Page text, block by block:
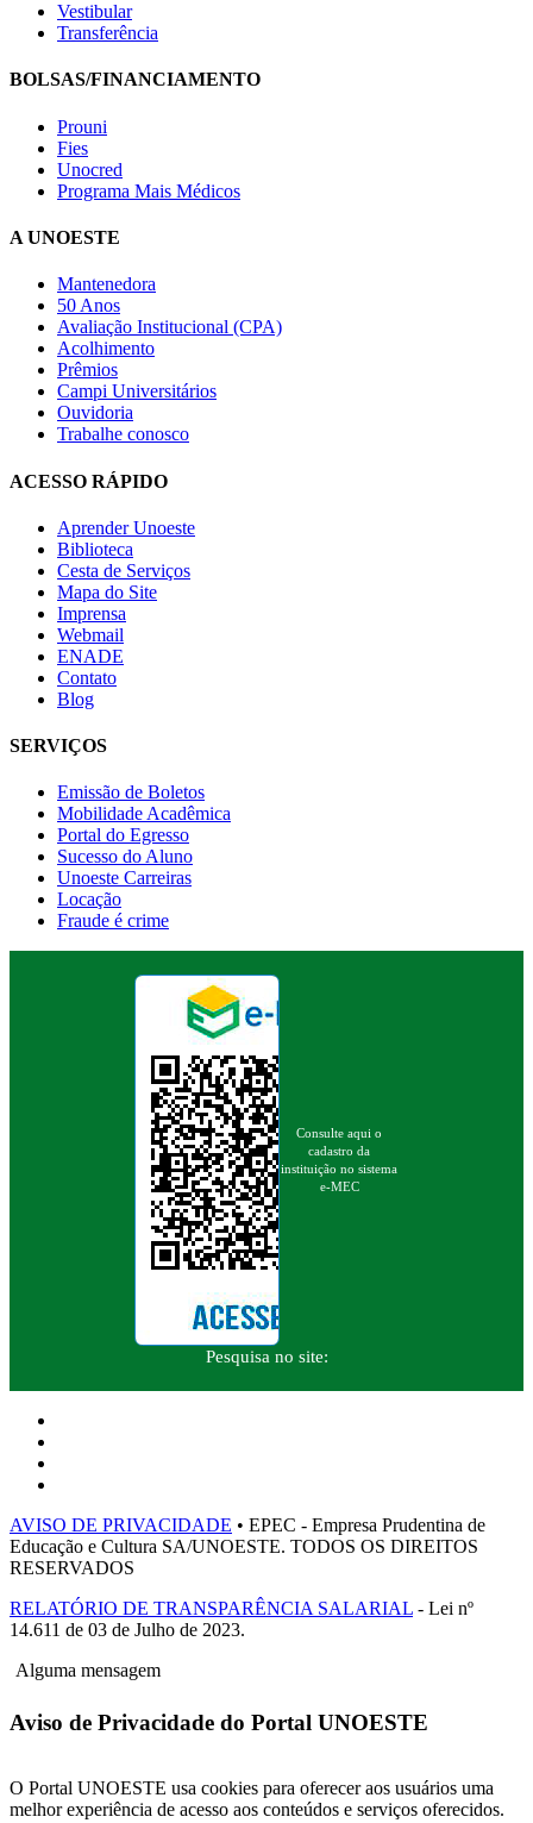
Vestibular
Transferência
BOLSAS/FINANCIAMENTO
Prouni
Fies
Unocred
Programa Mais Médicos
A UNOESTE
Mantenedora
50 Anos
Avaliação Institucional (CPA)
Acolhimento
Prêmios
Campi Universitários
Ouvidoria
Trabalhe conosco
ACESSO RÁPIDO
Aprender Unoeste
Biblioteca
Cesta de Serviços
Mapa do Site
Imprensa
Webmail
ENADE
Contato
Blog
SERVIÇOS
Emissão de Boletos
Mobilidade Acadêmica
Portal do Egresso
Sucesso do Aluno
Unoeste Carreiras
Locação
Fraude é crime
Consulte aqui o
cadastro da
instituição no sistema
e-MEC
Pesquisa no site:
AVISO DE PRIVACIDADE • EPEC - Empresa Prudentina de
Educação e Cultura SA/UNOESTE. TODOS OS DIREITOS
RESERVADOS
RELATÓRIO DE TRANSPARÊNCIA SALARIAL - Lei nº
14.611 de 03 de Julho de 2023.
Alguma mensagem
Aviso de Privacidade do Portal UNOESTE
O Portal UNOESTE usa cookies para oferecer aos usuários uma
melhor experiência de acesso aos conteúdos e serviços oferecidos.